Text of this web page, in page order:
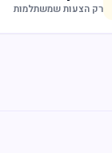
רק הצעות שמשתלמות